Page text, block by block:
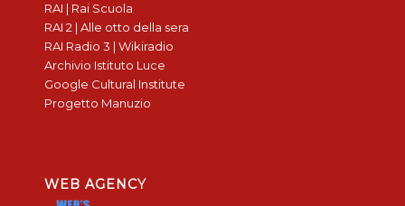
RAI | Rai Scuola
RAI 2 | Alle otto della sera
RAI Radio 3 | Wikiradio
Archivio Istituto Luce
Google Cultural Institute
Progetto Manuzio
WEB AGENCY